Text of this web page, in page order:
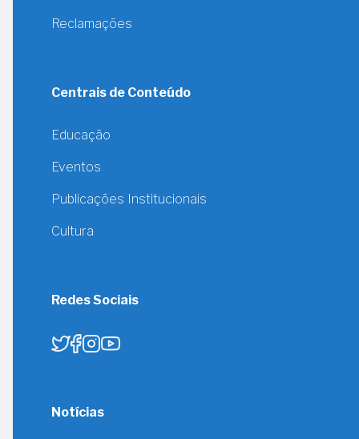
Reclamações
Centrais de Conteúdo
Educação
Eventos
Publicações Institucionais
Cultura
Redes Sociais
Notícias